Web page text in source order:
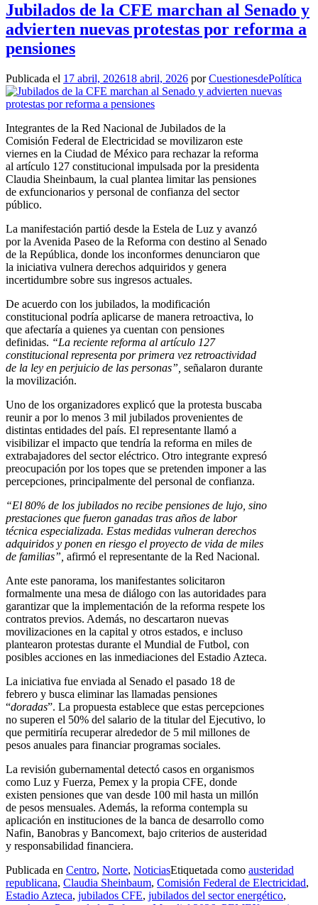
Jubilados de la CFE marchan al Senado y
advierten nuevas protestas por reforma a
pensiones
Publicada el 17 abril, 202618 abril, 2026 porCuestionesdePolítica
Integrantes de la Red Nacional de Jubilados de la
Comisión Federal de Electricidad se movilizaron este
viernes en la Ciudad de México para rechazar la reforma
al artículo 127 constitucional impulsada por la presidenta
Claudia Sheinbaum, la cual plantea limitar las pensiones
de exfuncionarios y personal de confianza del sector
público.
La manifestación partió desde la Estela de Luz y avanzó
por la Avenida Paseo de la Reforma con destino al Senado
de la República, donde los inconformes denunciaron que
la iniciativa vulnera derechos adquiridos y genera
incertidumbre sobre sus ingresos actuales.
De acuerdo con los jubilados, la modificación
constitucional podría aplicarse de manera retroactiva, lo
que afectaría a quienes ya cuentan con pensiones
definidas. “La reciente reforma al artículo 127
constitucional representa por primera vez retroactividad
de la ley en perjuicio de las personas”, señalaron durante
la movilización.
Uno de los organizadores explicó que la protesta buscaba
reunir a por lo menos 3 mil jubilados provenientes de
distintas entidades del país. El representante llamó a
visibilizar el impacto que tendría la reforma en miles de
extrabajadores del sector eléctrico. Otro integrante expresó
preocupación por los topes que se pretenden imponer a las
percepciones, principalmente del personal de confianza.
“El 80% de los jubilados no recibe pensiones de lujo, sino
prestaciones que fueron ganadas tras años de labor
técnica especializada. Estas medidas vulneran derechos
adquiridos y ponen en riesgo el proyecto de vida de miles
de familias”, afirmó el representante de la Red Nacional.
Ante este panorama, los manifestantes solicitaron
formalmente una mesa de diálogo con las autoridades para
garantizar que la implementación de la reforma respete los
contratos previos. Además, no descartaron nuevas
movilizaciones en la capital y otros estados, e incluso
plantearon protestas durante el Mundial de Futbol, con
posibles acciones en las inmediaciones del Estadio Azteca.
La iniciativa fue enviada al Senado el pasado 18 de
febrero y busca eliminar las llamadas pensiones
“doradas”. La propuesta establece que estas percepciones
no superen el 50% del salario de la titular del Ejecutivo, lo
que permitiría recuperar alrededor de 5 mil millones de
pesos anuales para financiar programas sociales.
La revisión gubernamental detectó casos en organismos
como Luz y Fuerza, Pemex y la propia CFE, donde
existen pensiones que van desde 100 mil hasta un millón
de pesos mensuales. Además, la reforma contempla su
aplicación en instituciones de la banca de desarrollo como
Nafin, Banobras y Bancomext, bajo criterios de austeridad
y responsabilidad financiera.
Publicada en Centro, Norte, NoticiasEtiquetada como austeridad
republicana, Claudia Sheinbaum, Comisión Federal de Electricidad,
Estadio Azteca, jubilados CFE, jubilados del sector energético,